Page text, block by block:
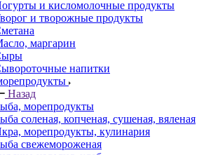
и кисломолочные продукты
и творожные продукты
маргарин
напитки
Назад
морепродукты
соленая, копченая, сушеная, вяленая
морепродукты, кулинария
свежемороженая